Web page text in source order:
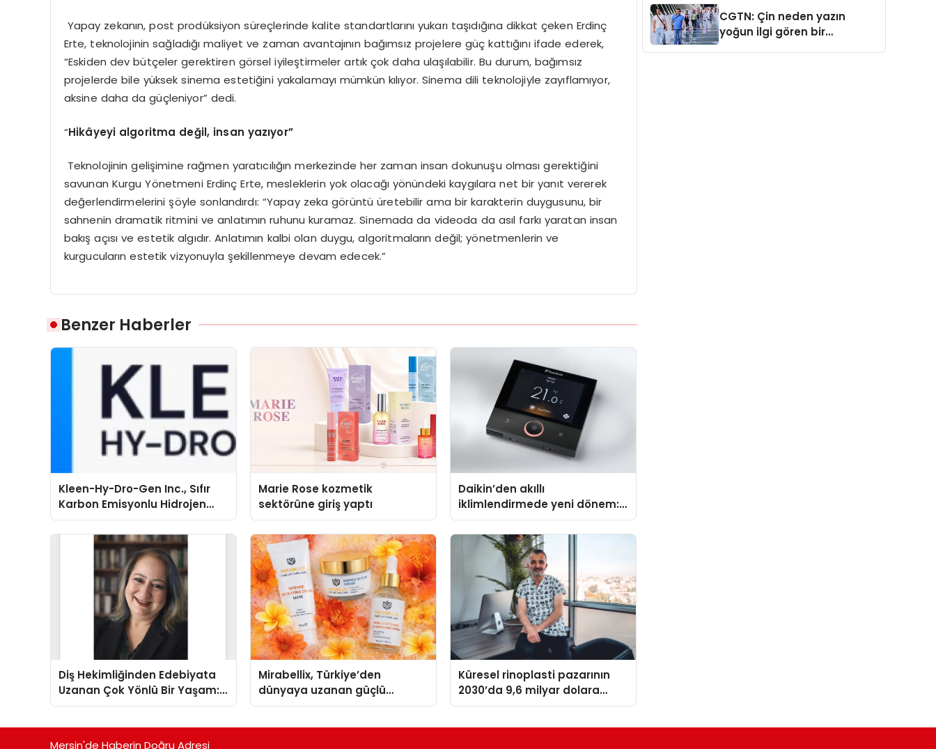
Yapay zekanın, post prodüksiyon süreçlerinde kalite standartlarını yukarı taşıdığına dikkat çeken Erdinç
Erte, teknolojinin sağladığı maliyet ve zaman avantajının bağımsız projelere güç kattığını ifade ederek,
“Eskiden dev bütçeler gerektiren görsel iyileştirmeler artık çok daha ulaşılabilir. Bu durum, bağımsız
projelerde bile yüksek sinema estetiğini yakalamayı mümkün kılıyor. Sinema dili teknolojiyle zayıflamıyor,
aksine daha da güçleniyor” dedi.
“Hikâyeyi algoritma değil, insan yazıyor”
Teknolojinin gelişimine rağmen yaratıcılığın merkezinde her zaman insan dokunuşu olması gerektiğini
savunan Kurgu Yönetmeni Erdinç Erte, mesleklerin yok olacağı yönündeki kaygılara net bir yanıt vererek
değerlendirmelerini şöyle sonlandırdı: “Yapay zeka görüntü üretebilir ama bir karakterin duygusunu, bir
sahnenin dramatik ritmini ve anlatımın ruhunu kuramaz. Sinemada da videoda da asıl farkı yaratan insan
bakış açısı ve estetik algıdır. Anlatımın kalbi olan duygu, algoritmaların değil; yönetmenlerin ve
kurgucuların estetik vizyonuyla şekillenmeye devam edecek.”
Benzer Haberler
Kleen-Hy-Dro-Gen Inc., Sıfır
Karbon Emisyonlu Hidrojen
Isıtma Teknolojisinde ISO ve
TSSA Düzenleyici Onaylarını
Marie Rose kozmetik
sektörüne giriş yaptı
Daikin’den akıllı
iklimlendirmede yeni dönem:
Madoka Plus Türkiye’de
Diş Hekimliğinden Edebiyata
Uzanan Çok Yönlü Bir Yaşam:
Yeşim Şahin Yaman
Mirabellix, Türkiye’den
dünyaya uzanan güçlü
büyümesini sürdürüyor
Küresel rinoplasti pazarının
2030’da 9,6 milyar dolara
ulaşması bekleniyor
Açısı Getiriyor.
CGTN: Çin neden yazın
yoğun ilgi gören bir
Mersin'de Haberin Doğru Adresi